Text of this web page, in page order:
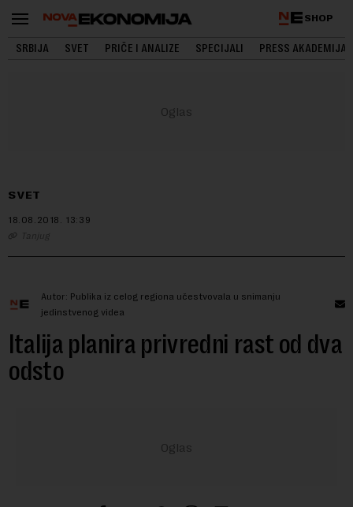
SHOP
SRBIJA SVET PRIČE I ANALIZE SPECIJALI PRESS AKADEMIJA
SVET
18.08.2018. 13:39
Tanjug
Autor: Publika iz celog regiona učestvovala u snimanju
jedinstvenog videa
Italija planira privredni rast od dva
odsto